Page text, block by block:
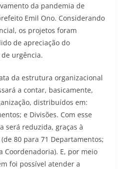
da pandemia de
Emil Ono. Considerando
os projetos foram
de apreciação do
urgência.
da estrutura organizacional
a contar, basicamente,
distribuídos em:
e Divisões. Com esse
será reduzida, graças à
80 para 71 Departamentos;
Coordenadoria). E, por meio
foi possível atender a